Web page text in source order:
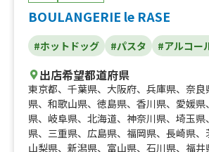
BOULANGERIE le RASE
#ホットドッグ #パスタ #アルコー
出店希望都道府県
東京都、 千葉県、 大阪府、 兵庫県、 奈良
県、 和歌山県、 徳島県、 香川県、 愛媛県、
県、 岐阜県、 北海道、 神奈川県、 埼玉県、
県、 三重県、 広島県、 福岡県、 長崎県、
山梨県、 新潟県、 富山県、 石川県、 福井